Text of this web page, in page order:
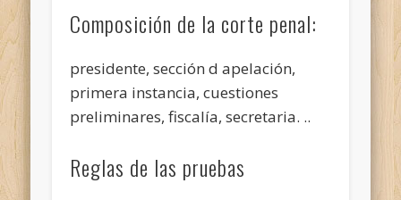
Composición de la corte penal:
presidente, sección d apelación,
primera instancia, cuestiones
preliminares, fiscalía, secretaria. ..
Reglas de las pruebas